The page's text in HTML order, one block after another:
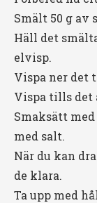
Smält 50 g av
Häll det
elvisp.
Vispa ner det
Vispa tills
Smaksätt
med salt.
När du kan
de klara.
Ta upp med